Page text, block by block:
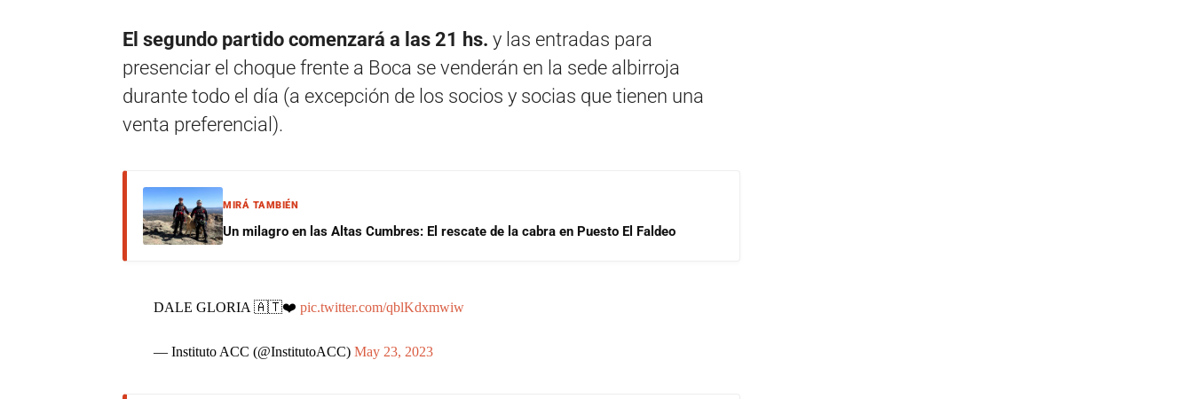
El segundo partido comenzará a las 21 hs. y las entradas para
presenciar el choque frente a Boca se venderán en la sede albirroja
durante todo el día (a excepción de los socios y socias que tienen una
venta preferencial).
MIRÁ TAMBIÉN
Un milagro en las Altas Cumbres: El rescate de la cabra en Puesto El Faldeo
DALE GLORIA 🇦🇹❤️ pic.twitter.com/qblKdxmwiw
— Instituto ACC (@InstitutoACC) May 23, 2023